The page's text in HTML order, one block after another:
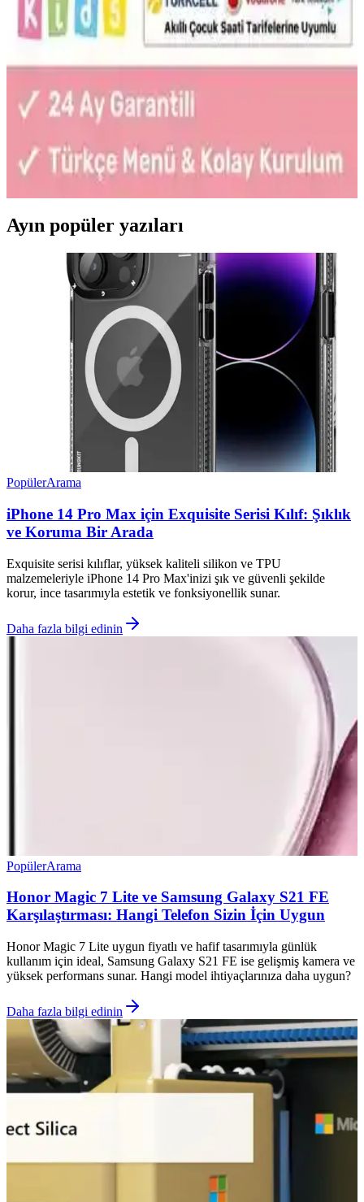
Bu makalede, Slazenger ve TCL MT40X akıllı çocuk saatlerinin
özellikleri, kullanıcı yorumları ve karşılaştırması detaylı şekilde
oluyor.
Çocuklar ve Kızlar İçin Akıllı Saatler: Güvenlik,
Eğlence ve Sağlık Takibi Fırsatları
Çocuklar ve kızlar için tasarlanmış akıllı saatler, güvenlik, eğlence
ve sağlık takibi özellikleriyle ebeveynlerin ve gençlerin ilgisini
çekiyor. Dayanıklı ve kullanımı kolay modeller piyasada bulunuyor.
Ayın popüler yazıları
PopülerArama
iPhone 14 Pro Max için Exquisite Serisi Kılıf: Şıklık
ve Koruma Bir Arada
Exquisite serisi kılıflar, yüksek kaliteli silikon ve TPU
malzemeleriyle iPhone 14 Pro Max'inizi şık ve güvenli şekilde
korur, ince tasarımıyla estetik ve fonksiyonellik sunar.
Daha fazla bilgi edinin
PopülerArama
Honor Magic 7 Lite ve Samsung Galaxy S21 FE
Karşılaştırması: Hangi Telefon Sizin İçin Uygun
Honor Magic 7 Lite uygun fiyatlı ve hafif tasarımıyla günlük
kullanım için ideal, Samsung Galaxy S21 FE ise gelişmiş kamera ve
yüksek performans sunar. Hangi model ihtiyaçlarınıza daha uygun?
Daha fazla bilgi edinin